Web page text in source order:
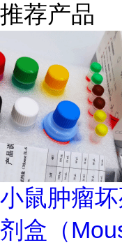
推荐产品
小鼠肿瘤
剂盒（